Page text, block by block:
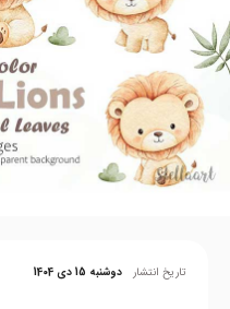
تاریخ انتشار دوشنبه 15 دی 1404